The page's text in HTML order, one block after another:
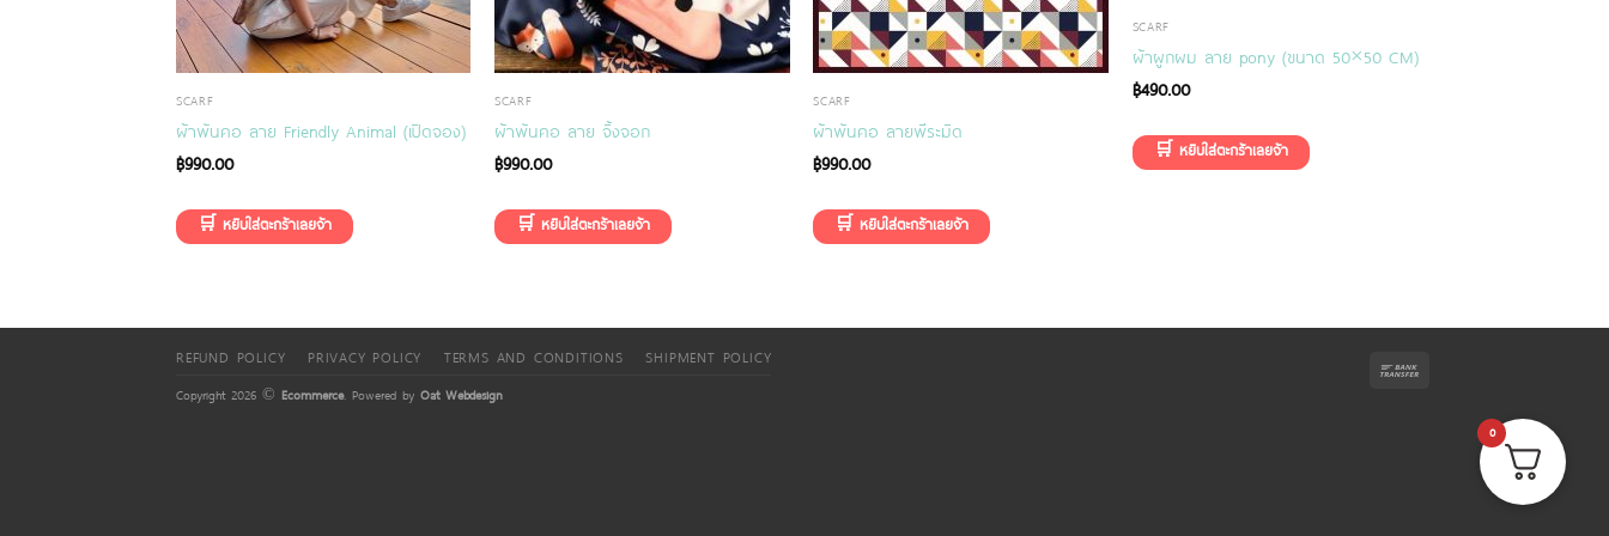
SCARF
ผ้าพันคอ ลาย Friendly Animal (เปิดจอง)
฿990.00
SCARF
ผ้าพันคอ ลาย จิ้งจอก
฿990.00
SCARF
ผ้าพันคอ ลายพีระมิด
฿990.00
SCARF
ผ้าผูกผม ลาย pony (ขนาด 50×50 CM)
฿490.00
REFUND POLICY PRIVACY POLICY TERMS AND CONDITIONS SHIPMENT POLICY
Copyright 2026 © Ecommerce. Powered by Oat Webdesign
0